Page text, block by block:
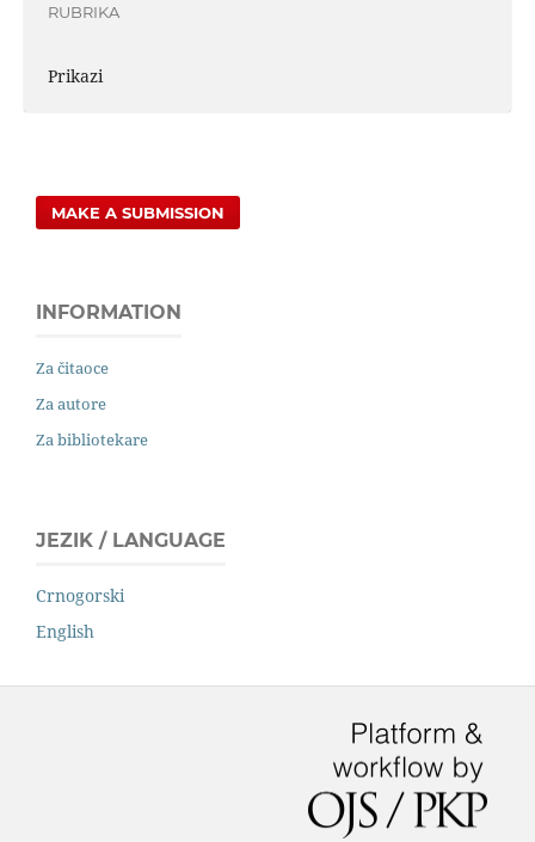
RUBRIKA
Prikazi
MAKE A SUBMISSION
INFORMATION
Za čitaoce
Za autore
Za bibliotekare
JEZIK / LANGUAGE
Crnogorski
English